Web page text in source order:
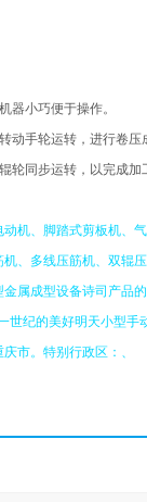
器小巧便于操作。
手轮运转，进行卷压
同步运转，以完成加
机、脚踏式剪板机、
、多线压筋机、双辊
属成型设备诗司产品
纪的美好明天小型手
市。特别行政区：、